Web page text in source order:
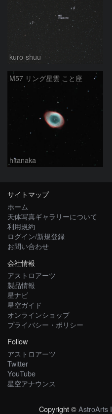
kuro-shuu
M57 リング星雲 こと座
hltanaka
サイトマップ
ホーム
天体写真ギャラリーについて
利用規約
ログイン/新規登録
お問い合わせ
会社情報
アストロアーツ
製品情報
星ナビ
星空ガイド
オンラインショップ
プライバシー・ポリシー
Follow
アストロアーツ
Twitter
YouTube
星空アナウンス
Copyright ©AstroArts